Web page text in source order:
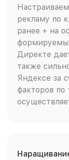
рекламу по
ранее + на
Директе
также
Яндексе за
факторов по